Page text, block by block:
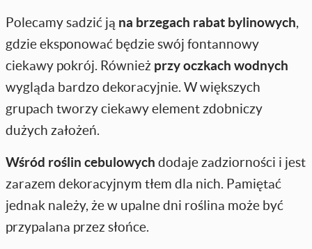
Polecamy sadzić ją na brzegach rabat bylinowych,
gdzie eksponować będzie swój fontannowy
ciekawy pokrój. Również przy oczkach wodnych
wygląda bardzo dekoracyjnie. W większych
grupach tworzy ciekawy element zdobniczy
dużych założeń.
Wśród roślin cebulowych dodaje zadziorności i jest
zarazem dekoracyjnym tłem dla nich. Pamiętać
jednak należy, że w upalne dni roślina może być
przypalana przez słońce.